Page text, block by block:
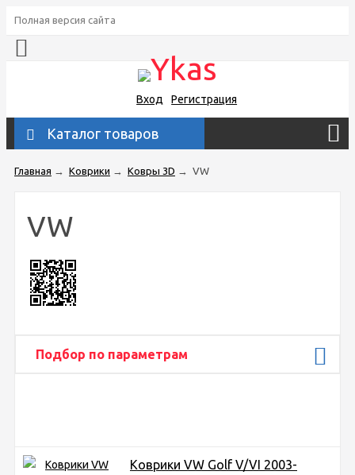
Полная версия сайта
Вход Регистрация
Каталог товаров
Главная → Коврики → Ковры 3D → VW
VW
Подбор по параметрам
Коврики VW Golf V/VI 2003-